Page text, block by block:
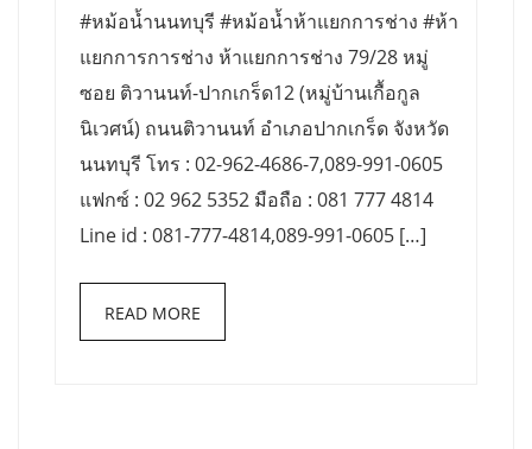
#หม้อน้ำนนทบุรี #หม้อน้ำห้าแยกการช่าง #ห้า
แยกการการช่าง ห้าแยกการช่าง 79/28 หมู่
ซอย ติวานนท์-ปากเกร็ด12 (หมู่บ้านเกื้อกูล
นิเวศน์) ถนนติวานนท์ อำเภอปากเกร็ด จังหวัด
นนทบุรี โทร : 02-962-4686-7,089-991-0605
แฟกซ์ : 02 962 5352 มือถือ : 081 777 4814
Line id : 081-777-4814,089-991-0605 […]
READ MORE